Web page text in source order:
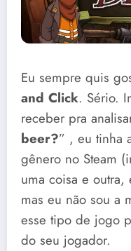
Eu sempre quis
and Click. Sério.
receber pra
beer?” , eu tinha
gênero no Steam
uma coisa e outra,
mas eu não sou a
esse tipo de jogo
do seu jogador.